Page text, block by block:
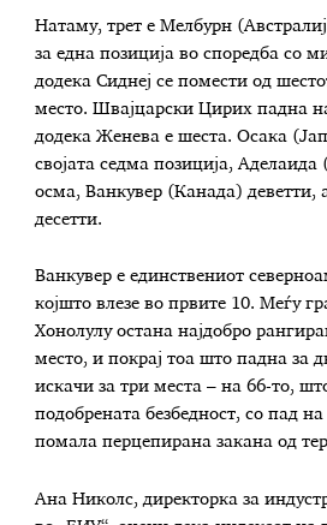
Натаму, трет е Мелбурн
за една позиција во споредба со
додека Сиднеј се помести од
место. Швајцарски Цирих падна
додека Женева е шеста. Осака
својата седма позиција, Аделаида
осма, Ванкувер (Канада) деветти,
десетти.
Ванкувер е единствениот
којшто влезе во првите 10. Меѓу
Хонолулу остана најдобро
место, и покрај тоа што падна за
искачи за три места – на 66-то,
подобрената безбедност, со пад
помала перцепирана закана од
Ана Николс, директорка за